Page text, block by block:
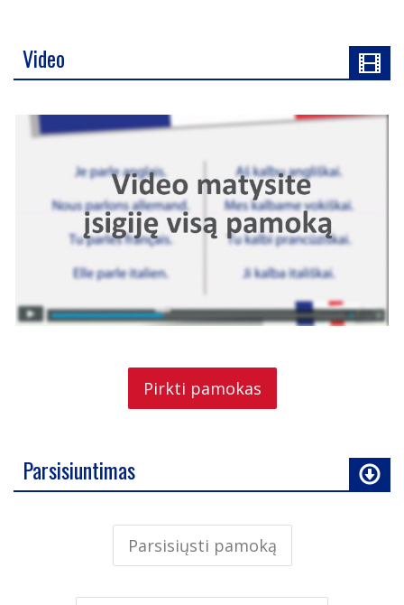
Video
Pirkti pamokas
Parsisiuntimas
Parsisiųsti pamoką